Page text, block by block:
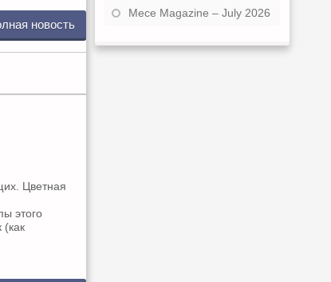
новость
Цветная
этого
(как
Mece Magazine – July 2026